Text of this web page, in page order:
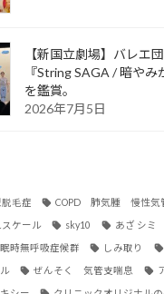
【新国立劇場】バレエ
『String SAGA / 暗やみ
を鑑賞。
2026年7月5日
毛症 COPD 肺気腫 慢性気
スケール sky10 あざ シミ
時無呼吸症候群 しみ取り
ぜんそく 気管支喘息